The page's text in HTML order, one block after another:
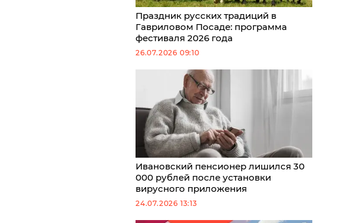
Праздник русских традиций в
Гавриловом Посаде: программа
фестиваля 2026 года
26.07.2026 09:10
Ивановский пенсионер лишился 30
000 рублей после установки
вирусного приложения
24.07.2026 13:13